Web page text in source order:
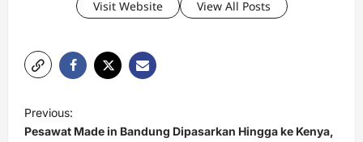
Visit Website View All Posts
o
Previous:
Pesawat Made in Bandung Dipasarkan Hingga ke Kenya,